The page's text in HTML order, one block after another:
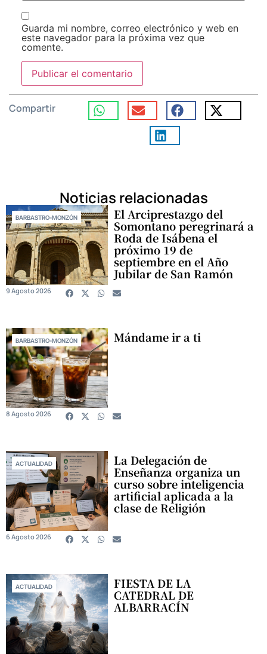
Guarda mi nombre, correo electrónico y web en
este navegador para la próxima vez que
comente.
Compartir
Noticias relacionadas
BARBASTRO-MONZÓN El Arciprestazgo del
Somontano peregrinará a
Roda de Isábena el
próximo 19 de
septiembre en el Año
Jubilar de San Ramón
9 Agosto 2026
BARBASTRO-MONZÓN Mándame ir a ti
8 Agosto 2026
ACTUALIDAD La Delegación de
Enseñanza organiza un
curso sobre inteligencia
artificial aplicada a la
clase de Religión
6 Agosto 2026
ACTUALIDAD FIESTA DE LA
CATEDRAL DE
ALBARRACÍN